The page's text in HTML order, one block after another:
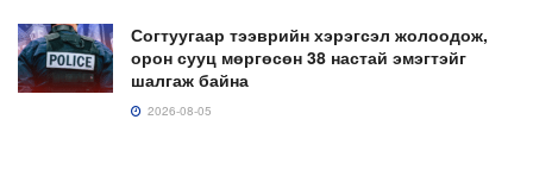
Согтуугаар тээврийн хэрэгсэл жолоодож,
орон сууц мөргөсөн 38 настай эмэгтэйг
шалгаж байна
2026-08-05